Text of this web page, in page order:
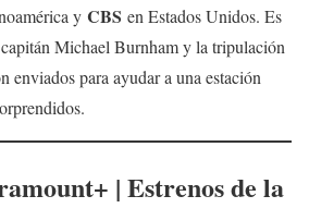
y CBS en Estados Unidos. Es
Michael Burnham y la tripulación
enviados para ayudar a una estación
| Estrenos de la